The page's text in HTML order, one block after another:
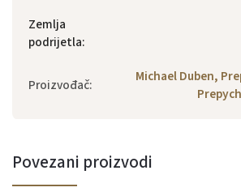
Zemlja
podrijetla:
Proizvođač:
Michael Duben,
Povezani proizvodi